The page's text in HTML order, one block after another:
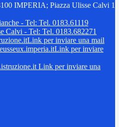
IMPERIA; Piazza Ulisse Calvi 1
- Tel: Tel. 0183.61119
Calvi - Tel: Tel. 0183.682271
Link per inviare una mail
Link per inviare
Link per inviare una